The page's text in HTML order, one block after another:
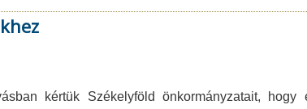
kértük Székelyföld önkormányzatait,